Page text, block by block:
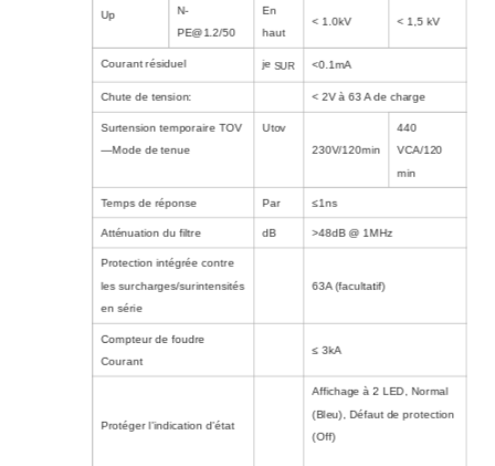
Up
N-
PE@1.2/50
En
haut
< 1.0kV < 1,5 kV
Courant résiduel je SUR <0.1mA
Chute de tension: < 2V à 63 A de charge
Surtension temporaire TOV
—Mode de tenue
Utov
230V/120min
440
VCA/120
min
Temps de réponse Par ≤1ns
Atténuation du filtre dB >48dB @ 1MHz
Protection intégrée contre
les surcharges/surintensités
en série
63A (facultatif)
Compteur de foudre
Courant
≤ 3kA
Protéger l'indication d'état
Affichage à 2 LED, Normal
(Bleu), Défaut de protection
(Off)